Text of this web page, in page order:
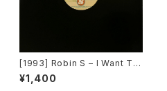
[1993] Robin S – I Want To
Thank You [Big Beat / Atla
ntic][在庫B]
¥1,400